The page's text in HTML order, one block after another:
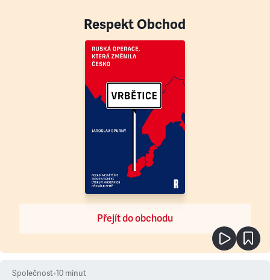
Respekt Obchod
Přejít do obchodu
Společnost•10 minut